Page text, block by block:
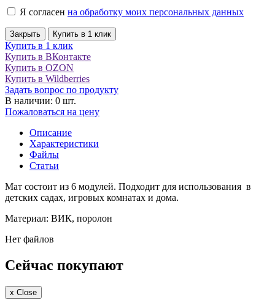
Я согласен на обработку моих персональных данных
Закрыть Купить в 1 клик
Купить в 1 клик
Купить в ВКонтакте
Купить в OZON
Купить в Wildberries
Задать вопрос по продукту
В наличии: 0 шт.
Пожаловаться на цену
Описание
Характеристики
Файлы
Статьи
Мат состоит из 6 модулей. Подходит для использования в
детских садах, игровых комнатах и дома.
Материал: ВИК, поролон
Нет файлов
Сейчас покупают
x Close